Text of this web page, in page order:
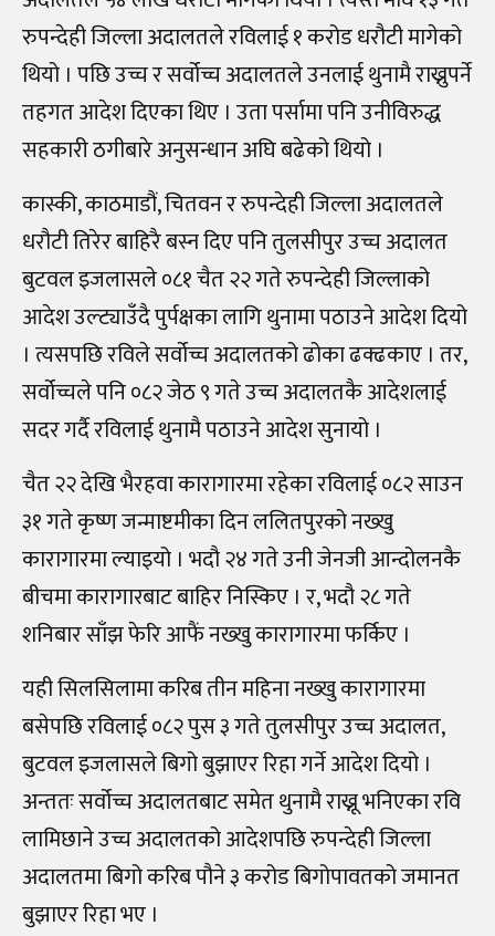
रुपन्देही जिल्ला अदालतले रविलाई १ करोड धरौटी मागेको
थियो । पछि उच्च र सर्वोच्च अदालतले उनलाई थुनामै राख्नुपर्ने
तहगत आदेश दिएका थिए । उता पर्सामा पनि उनीविरुद्ध
सहकारी ठगीबारे अनुसन्धान अघि बढेको थियो ।
कास्की, काठमाडौं, चितवन र रुपन्देही जिल्ला अदालतले
धरौटी तिरेर बाहिरै बस्न दिए पनि तुलसीपुर उच्च अदालत
बुटवल इजलासले ०८१ चैत २२ गते रुपन्देही जिल्लाको
आदेश उल्ट्याउँदै पुर्पक्षका लागि थुनामा पठाउने आदेश दियो
। त्यसपछि रविले सर्वोच्च अदालतको ढोका ढक्ढकाए । तर,
सर्वोच्चले पनि ०८२ जेठ ९ गते उच्च अदालतकै आदेशलाई
सदर गर्दै रविलाई थुनामै पठाउने आदेश सुनायो ।
चैत २२ देखि भैरहवा कारागारमा रहेका रविलाई ०८२ साउन
३१ गते कृष्ण जन्माष्टमीका दिन ललितपुरको नख्खु
कारागारमा ल्याइयो । भदौ २४ गते उनी जेनजी आन्दोलनकै
बीचमा कारागारबाट बाहिर निस्किए । र, भदौ २८ गते
शनिबार साँझ फेरि आफैं नख्खु कारागारमा फर्किए ।
यही सिलसिलामा करिब तीन महिना नख्खु कारागारमा
बसेपछि रविलाई ०८२ पुस ३ गते तुलसीपुर उच्च अदालत,
बुटवल इजलासले बिगो बुझाएर रिहा गर्ने आदेश दियो ।
अन्ततः सर्वोच्च अदालतबाट समेत थुनामै राख्नू भनिएका रवि
लामिछाने उच्च अदालतको आदेशपछि रुपन्देही जिल्ला
अदालतमा बिगो करिब पौने ३ करोड बिगोपावतको जमानत
बुझाएर रिहा भए ।